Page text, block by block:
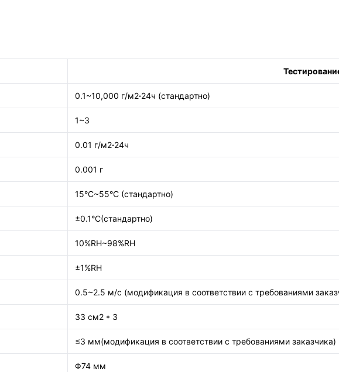
0.1~10,000 г/м2·24ч (стандартно)
1~3
0.01 г/м2·24ч
0.001 г
15°C~55°C (стандартно)
±0.1°C(стандартно)
10%RH~98%RH
±1%RH
0.5~2.5 м/с (модификация в соответствии с требованиями
33 см2 * 3
≤3 мм(модификация в соответствии с требованиями заказчика)
Φ74 мм